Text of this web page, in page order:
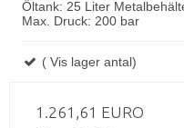
Öltank: 25 Liter
Max. Druck: 200 bar
( Vis lager antal)
1.261,61 EURO